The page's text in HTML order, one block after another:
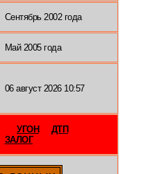
Сентябрь 2002 года
Май 2005 года
06 август 2026 10:57
УГОН
ДТП
ЗАЛОГ